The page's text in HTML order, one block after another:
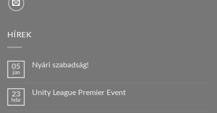
HÍREK
05
jún
Nyári szabadság!
Nyári
23
febr
Unity League Premier Event